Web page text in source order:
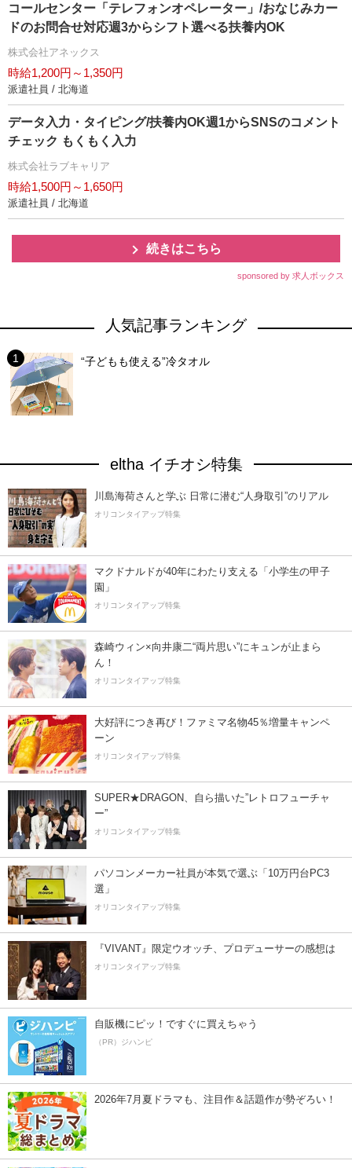
コールセンター「テレフォンオペレーター」/おなじみカー
ドのお問合せ対応週3からシフト選べる扶養内OK
株式会社アネックス
時給1,200円～1,350円
派遣社員 / 北海道
データ入力・タイピング/扶養内OK週1からSNSのコメント
チェック もくもく入力
株式会社ラブキャリア
時給1,500円～1,650円
派遣社員 / 北海道
続きはこちら
sponsored by 求人ボックス
人気記事ランキング
“子どもも使える”冷タオル
eltha イチオシ特集
川島海荷さんと学ぶ 日常に潜む“人身取引”のリアル
オリコンタイアップ特集
マクドナルドが40年にわたり支える「小学生の甲子
園」
オリコンタイアップ特集
森崎ウィン×向井康二“両片思い”にキュンが止まら
ん！
オリコンタイアップ特集
大好評につき再び！ファミマ名物45％増量キャンペ
ーン
オリコンタイアップ特集
SUPER★DRAGON、自ら描いた”レトロフューチャ
ー”
オリコンタイアップ特集
パソコンメーカー社員が本気で選ぶ「10万円台PC3
選」
オリコンタイアップ特集
『VIVANT』限定ウオッチ、プロデューサーの感想は
オリコンタイアップ特集
自販機にピッ！ですぐに買えちゃう
（PR）ジハンピ
2026年7月夏ドラマも、注目作＆話題作が勢ぞろい！